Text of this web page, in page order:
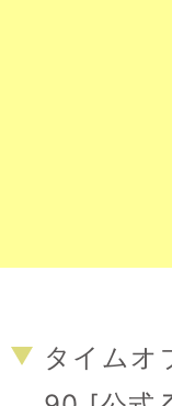
タイム